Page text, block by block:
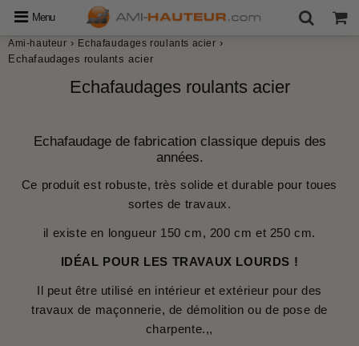
Menu
Ami-hauteur › Echafaudages roulants acier ›
Echafaudages roulants acier
Echafaudages roulants acier
Echafaudage de fabrication classique depuis des
années.
Ce produit est robuste, très solide et durable pour toues
sortes de travaux.
il existe en longueur 150 cm, 200 cm et 250 cm.
IDÉAL POUR LES TRAVAUX LOURDS !
Il peut être utilisé en intérieur et extérieur pour des
travaux de maçonnerie, de démolition ou de pose de
charpente.,,